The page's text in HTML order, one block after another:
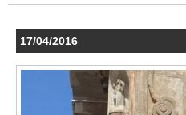
17/04/2016